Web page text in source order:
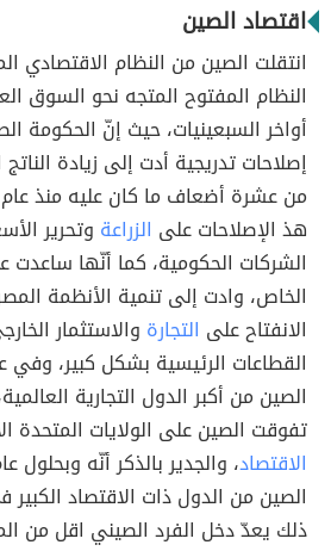
اقتصاد الصين
انتقلت الصين من النظام الاقتصادي
النظام المفتوح المتجه نحو السوق
أواخر السبعينيات، حيث إنّ الحكومة
إصلاحات تدريجية أدت إلى زيادة
هذ الإصلاحات على الزراعة وتحرير
الشركات الحكومية، كما أنّها ساعدت
الخاص، وادت إلى تنمية الأنظمة
الانفتاح على التجارة والاستثمار
تفوقت الصين على الولايات المتحدة
الاقتصاد
الصين من الدول ذات الاقتصاد الكبير
ذلك يعدّ دخل الفرد الصيني اقل من